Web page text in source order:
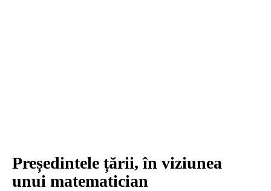
Președintele țării, în viziunea
unui matematician